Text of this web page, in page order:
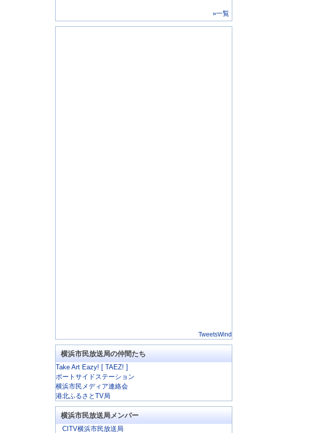
»一覧
TweetsWind
横浜市民放送局の仲間たち
Take Art Eazy! [ TAEZ! ]
ポートサイドステーション
横浜市民メディア連絡会
港北ふるさとTV局
横浜市民放送局メンバー
CITV横浜市民放送局